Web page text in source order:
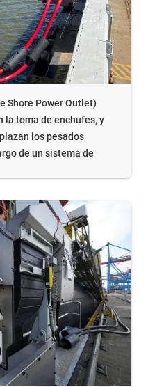
Shore Power Outlet)
la toma de enchufes, y
los pesados
de un sistema de